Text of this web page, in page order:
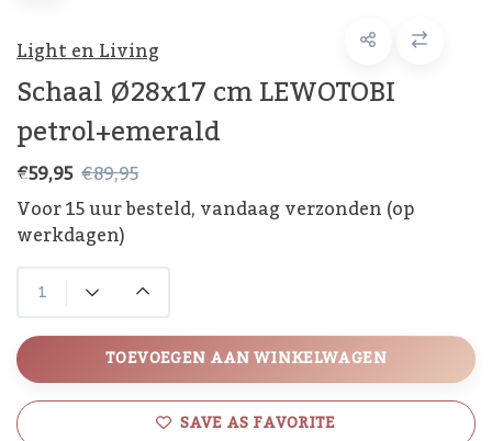
Light en Living
Schaal Ø28x17 cm LEWOTOBI
petrol+emerald
€59,95 €89,95
Voor 15 uur besteld, vandaag verzonden (op
werkdagen)
TOEVOEGEN AAN WINKELWAGEN
SAVE AS FAVORITE